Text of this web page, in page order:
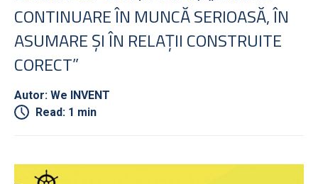
CONTINUARE ÎN MUNCĂ SERIOASĂ, ÎN
ASUMARE ȘI ÎN RELAȚII CONSTRUITE
CORECT”
Autor: We INVENT
Read: 1 min